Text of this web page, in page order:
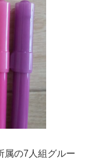
属の7人組グルー